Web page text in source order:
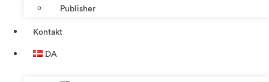
Publisher
Kontakt
DA